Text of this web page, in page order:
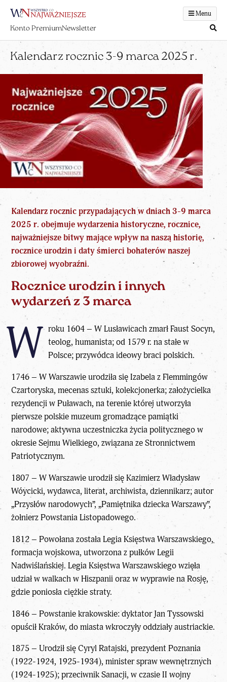
Menu
Konto PremiumNewsletter
Kalendarz rocznic 3-9 marca 2025 r.
Kalendarz rocznic przypadających w dniach 3-9 marca
2025 r. obejmuje wydarzenia historyczne, rocznice,
najważniejsze bitwy mające wpływ na naszą historię,
rocznice urodzin i daty śmierci bohaterów naszej
zbiorowej wyobraźni.
Rocznice urodzin i innych
wydarzeń z 3 marca
W roku 1604 – W Lusławicach zmarł Faust Socyn,
teolog, humanista; od 1579 r. na stałe w
Polsce; przywódca ideowy braci polskich.
1746 – W Warszawie urodziła się Izabela z Flemmingów
Czartoryska, mecenas sztuki, kolekcjonerka; założycielka
rezydencji w Puławach, na terenie której utworzyła
pierwsze polskie muzeum gromadzące pamiątki
narodowe; aktywna uczestniczka życia politycznego w
okresie Sejmu Wielkiego, związana ze Stronnictwem
Patriotycznym.
1807 – W Warszawie urodził się Kazimierz Władysław
Wóycicki, wydawca, literat, archiwista, dziennikarz; autor
„Przysłów narodowych”, „Pamiętnika dziecka Warszawy”,
żołnierz Powstania Listopadowego.
1812 – Powołana została Legia Księstwa Warszawskiego,
formacja wojskowa, utworzona z pułków Legii
Nadwiślańskiej. Legia Księstwa Warszawskiego wzięła
udział w walkach w Hiszpanii oraz w wyprawie na Rosję,
gdzie poniosła ciężkie straty.
1846 – Powstanie krakowskie: dyktator Jan Tyssowski
opuścił Kraków, do miasta wkroczyły oddziały austriackie.
1875 – Urodził się Cyryl Ratajski, prezydent Poznania
(1922-1924, 1925-1934), minister spraw wewnętrznych
(1924-1925); przeciwnik Sanacji, w czasie II wojny